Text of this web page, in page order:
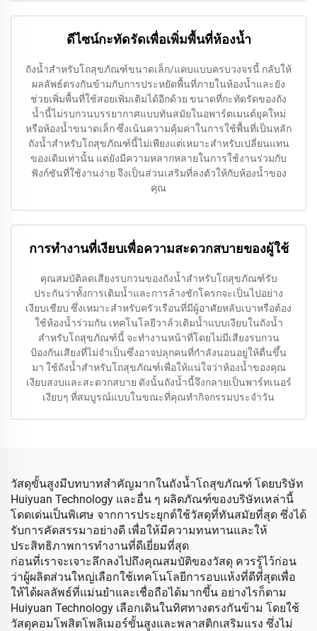
ดีไซน์กะทัดรัดเพื่อเพิ่มพื้นที่ห้องน้ำ
ถังน้ำสำหรับโถสุขภัณฑ์ขนาดเล็ก/แคบแบบครบวงจรนี้ กลับให้
ผลลัพธ์ตรงกันข้ามกับการประหยัดพื้นที่ภายในห้องน้ำและยัง
ช่วยเพิ่มพื้นที่ใช้สอยเพิ่มเติมได้อีกด้วย ขนาดที่กะทัดรัดของถัง
น้ำนี้ไม่รบกวนบรรยากาศแบบทันสมัยในอพาร์ตเมนต์ยุคใหม่
หรือห้องน้ำขนาดเล็ก ซึ่งเน้นความคุ้มค่าในการใช้พื้นที่เป็นหลัก
ถังน้ำสำหรับโถสุขภัณฑ์นี้ไม่เพียงแต่เหมาะสำหรับเปลี่ยนแทน
ของเดิมเท่านั้น แต่ยังมีความหลากหลายในการใช้งานร่วมกับ
ฟังก์ชันที่ใช้งานง่าย จึงเป็นส่วนเสริมที่ลงตัวให้กับห้องน้ำของ
คุณ
การทำงานที่เงียบเพื่อความสะดวกสบายของผู้ใช้
คุณสมบัติลดเสียงรบกวนของถังน้ำสำหรับโถสุขภัณฑ์รับ
ประกันว่าทั้งการเติมน้ำและการล้างชักโครกจะเป็นไปอย่าง
เงียบเชียบ ซึ่งเหมาะสำหรับครัวเรือนที่มีผู้อาศัยหลับเบาหรือต้อง
ใช้ห้องน้ำร่วมกัน เทคโนโลยีวาล์วเติมน้ำแบบเงียบในถังน้ำ
สำหรับโถสุขภัณฑ์นี้ จะทำงานหน้าที่โดยไม่มีเสียงรบกวน
ป้องกันเสียงที่ไม่จำเป็นซึ่งอาจปลุกคนที่กำลังนอนอยู่ให้ตื่นขึ้น
มา ใช้ถังน้ำสำหรับโถสุขภัณฑ์เพื่อให้แน่ใจว่าห้องน้ำของคุณ
เงียบสงบและสะดวกสบาย ดังนั้นถังน้ำนี้จึงกลายเป็นพาร์ทเนอร์
เงียบๆ ที่สมบูรณ์แบบในขณะที่คุณทำกิจกรรมประจำวัน
วัสดุขั้นสูงมีบทบาทสำคัญมากในถังน้ำโถสุขภัณฑ์ โดยบริษัท
Huiyuan Technology และอื่น ๆ ผลิตภัณฑ์ของบริษัทเหล่านี้
โดดเด่นเป็นพิเศษ จากการประยุกต์ใช้วัสดุที่ทันสมัยที่สุด ซึ่งได้
รับการคัดสรรมาอย่างดี เพื่อให้มีความทนทานและให้
ประสิทธิภาพการทำงานที่ดีเยี่ยมที่สุด
ก่อนที่เราจะเจาะลึกลงไปถึงคุณสมบัติของวัสดุ ควรรู้ไว้ก่อน
ว่าผู้ผลิตส่วนใหญ่เลือกใช้เทคโนโลยีการอบแห้งที่ดีที่สุดเพื่อ
ให้ได้ผลลัพธ์ที่แม่นยำและเชื่อถือได้มากขึ้น อย่างไรก็ตาม
Huiyuan Technology เลือกเดินในทิศทางตรงกันข้าม โดยใช้
วัสดุคอมโพสิตโพลิเมอร์ขั้นสูงและพลาสติกเสริมแรง ซึ่งไม่